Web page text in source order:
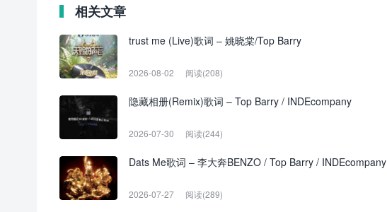
相关文章
trust me (Live)歌词 – 姚晓棠/Top Barry
2026-08-02 阅读(208)
隐藏相册(Remix)歌词 – Top Barry / INDEcompany
2026-07-30 阅读(244)
Dats Me歌词 – 李大奔BENZO / Top Barry / INDEcompany
2026-07-27 阅读(289)